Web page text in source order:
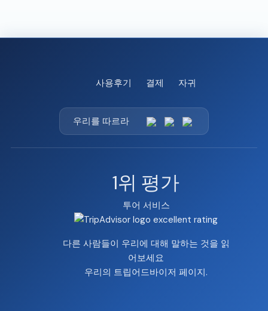
사용후기 결제 자귀
우리를 따르라
1위 평가
투어 서비스
다른 사람들이 우리에 대해 말하는 것을 읽
어보세요
우리의 트립어드바이저 페이지.